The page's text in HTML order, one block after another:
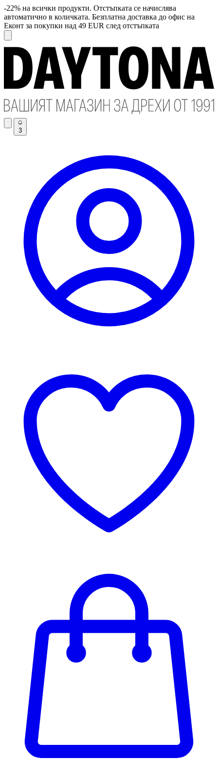
-22% на всички продукти. Отстъпката се начислява
автоматично в количката. Безплатна доставка до офис на
Еконт за покупки над 49 EUR след отстъпката
3